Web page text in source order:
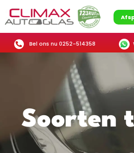
Bel ons nu 0252-514358
Soorten